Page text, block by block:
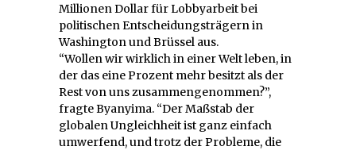
Millionen Dollar für Lobbyarbeit bei
politischen Entscheidungsträgern in
Washington und Brüssel aus.
“Wollen wir wirklich in einer Welt leben, in
der das eine Prozent mehr besitzt als der
Rest von uns zusammengenommen?”,
fragte Byanyima. “Der Maßstab der
globalen Ungleichheit ist ganz einfach
umwerfend, und trotz der Probleme, die